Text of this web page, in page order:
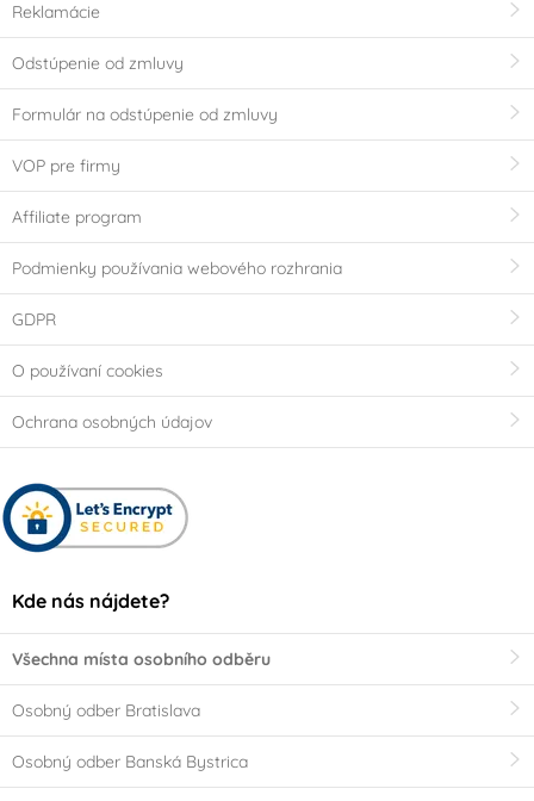
Reklamácie
Odstúpenie od zmluvy
Formulár na odstúpenie od zmluvy
VOP pre firmy
Affiliate program
Podmienky používania webového rozhrania
GDPR
O používaní cookies
Ochrana osobných údajov
Kde nás nájdete?
Všechna místa osobního odběru
Osobný odber Bratislava
Osobný odber Banská Bystrica